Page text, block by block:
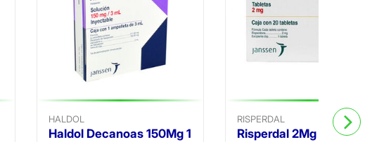
HALDOL
Haldol Decanoas 150Mg 1
RISPERDAL
Risperdal 2Mg 20 Tabs